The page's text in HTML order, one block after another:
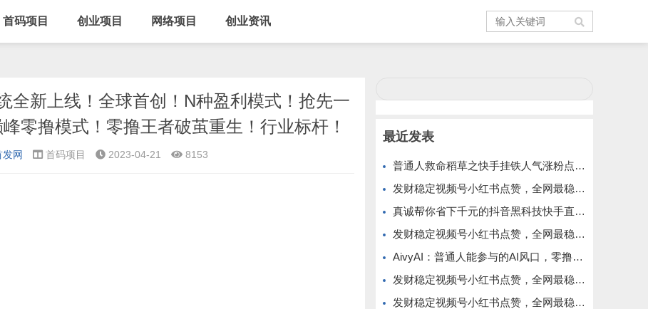
首码项目 创业项目 网络项目 创业资讯
全新上线！全球首创！N种盈利模式！抢先一
零撸模式！零撸王者破茧重生！行业标杆！
网 首码项目 2023-04-21 8153
最近发表
普通人救命稻草之快手挂铁人气涨粉点赞抖音黑科技云端商城免费公布
发财稳定视频号小红书点赞，全网最稳定绿色的项目，小红书启动
真诚帮你省下千元的抖音黑科技快手直播间人气涨粉点赞云端商城免费送
发财稳定视频号小红书点赞，全网最稳定绿色的项目，全网一起推
AivyAI：普通人能参与的AI风口，零撸AVAX，首码上线速度上车！
发财稳定视频号小红书点赞，全网最稳定绿色的项目，价格拉满的哦
发财稳定视频号小红书点赞，全网最稳定绿色的项目，今年再加油